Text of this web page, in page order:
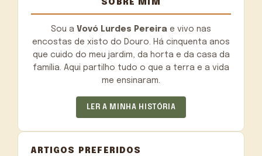
SOBRE MIM
Sou a Vovó Lurdes Pereira e vivo nas
encostas de xisto do Douro. Há cinquenta anos
que cuido do meu jardim, da horta e da casa da
família. Aqui partilho tudo o que a terra e a vida
me ensinaram.
LER A MINHA HISTÓRIA
ARTIGOS PREFERIDOS